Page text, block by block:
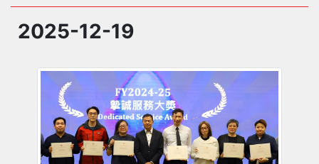
2025-12-19